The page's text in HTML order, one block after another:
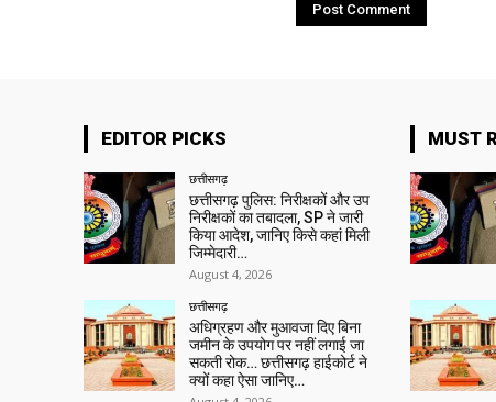
EDITOR PICKS
छत्तीसगढ़
छत्तीसगढ़ पुलिस: निरीक्षकों और उप
निरीक्षकों का तबादला, SP ने जारी
किया आदेश, जानिए किसे कहां मिली
जिम्मेदारी…
August 4, 2026
छत्तीसगढ़
अधिग्रहण और मुआवजा दिए बिना
जमीन के उपयोग पर नहीं लगाई जा
सकती रोक… छत्तीसगढ़ हाईकोर्ट ने
क्यों कहा ऐसा जानिए…
MUST